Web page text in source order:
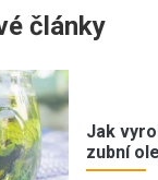
články
Jak
zubní